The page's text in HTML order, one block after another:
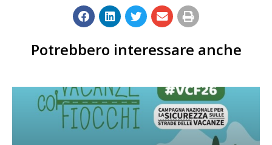
Potrebbero interessare anche